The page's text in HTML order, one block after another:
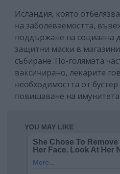
Исландия, която
на заболеваемостта,
поддържане на социална
защитни маски в
събиране. По-голямата
ваксинирано, лекарите
необходимостта от
повишаване на имунитета.